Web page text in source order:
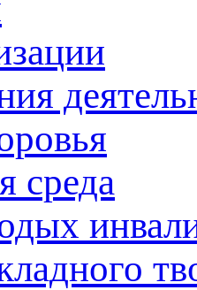
среда